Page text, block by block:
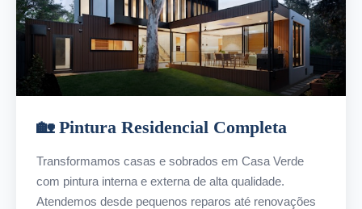
🏡 Pintura Residencial Completa
Transformamos casas e sobrados em Casa Verde
com pintura interna e externa de alta qualidade.
Atendemos desde pequenos reparos até renovações